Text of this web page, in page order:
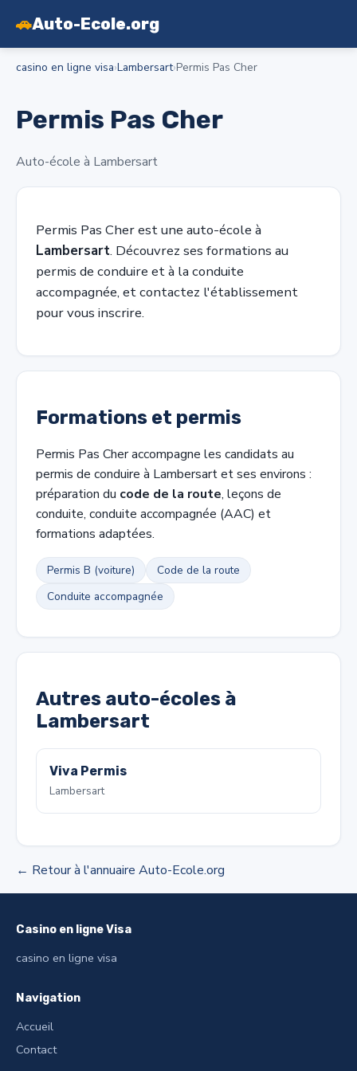
🚗Auto-Ecole.org
casino en ligne visa›Lambersart›Permis Pas Cher
Permis Pas Cher
Auto-école à Lambersart
Permis Pas Cher est une auto-école à
Lambersart. Découvrez ses formations au
permis de conduire et à la conduite
accompagnée, et contactez l'établissement
pour vous inscrire.
Formations et permis
Permis Pas Cher accompagne les candidats au
permis de conduire à Lambersart et ses environs :
préparation du code de la route, leçons de
conduite, conduite accompagnée (AAC) et
formations adaptées.
Permis B (voiture)
Code de la route
Conduite accompagnée
Autres auto-écoles à
Lambersart
Viva Permis
Lambersart
← Retour à l'annuaire Auto-Ecole.org
Casino en ligne Visa
casino en ligne visa
Navigation
Accueil
Contact